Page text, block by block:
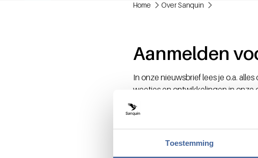
Toestemming
Home Over Sanquin
Aanmelden
In onze nieuwsbrief lees je o.a.
weetjes en ontwikkelingen in onze
campagnes en uitnodigingen
Meld je dan nu aan!
Meld je aan